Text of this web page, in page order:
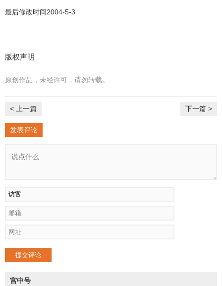
最后修改时间2004-5-3
版权声明
原创作品，未经许可，请勿转载。
< 上一篇 下一篇 >
发表评论
提交评论
宫中号